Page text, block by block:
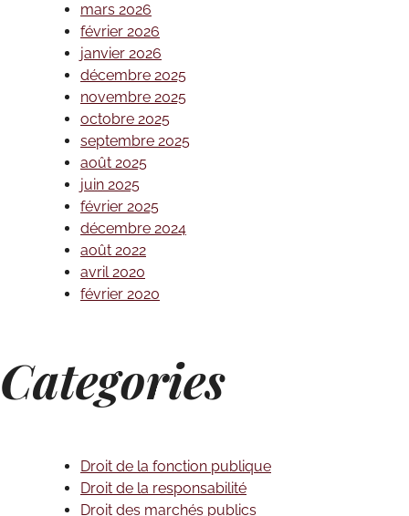
mars 2026
février 2026
janvier 2026
décembre 2025
novembre 2025
octobre 2025
septembre 2025
août 2025
juin 2025
février 2025
décembre 2024
août 2022
avril 2020
février 2020
Categories
Droit de la fonction publique
Droit de la responsabilité
Droit des marchés publics